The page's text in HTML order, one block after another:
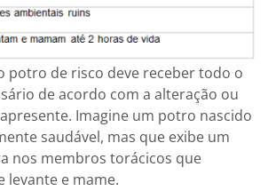
potro de risco deve receber todo o
de acordo com a alteração ou
Imagine um potro nascido
saudável, mas que exibe um
nos membros torácicos que
levante e mame.